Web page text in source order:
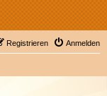
Anmelden
Registrieren